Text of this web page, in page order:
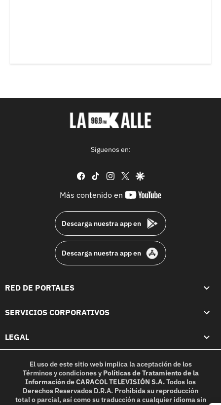
Síguenos en:
facebook
tiktok instagram
twittergoogle
Más contenido en
youtube-
Descarga nuestra app en
Descarga nuestra app en
RED DE PORTALES
SERVICIOS CORPORATIVOS
LEGAL
El uso de este sitio web implica la aceptación de los
Términos y condicionesy Políticas de Tratamiento de la
InformacióndeCARACOL TELEVISIÓN S.A.Todos los
Derechos Reservados D.R.A. Prohibida su reproducción
total o parcial, así como su traducción a cualquier idioma sin